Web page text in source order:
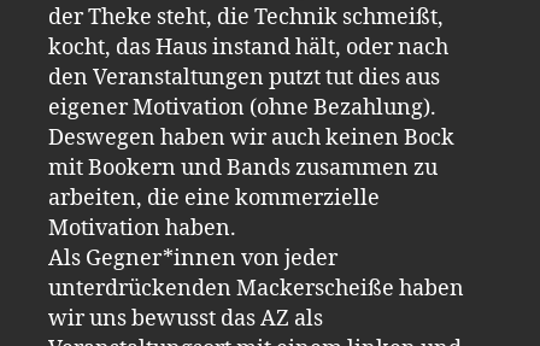
der Theke steht, die Technik schmeißt,
kocht, das Haus instand hält, oder nach
den Veranstaltungen putzt tut dies aus
eigener Motivation (ohne Bezahlung).
Deswegen haben wir auch keinen Bock
mit Bookern und Bands zusammen zu
arbeiten, die eine kommerzielle
Motivation haben.
Als Gegner*innen von jeder
unterdrückenden Mackerscheiße haben
wir uns bewusst das AZ als